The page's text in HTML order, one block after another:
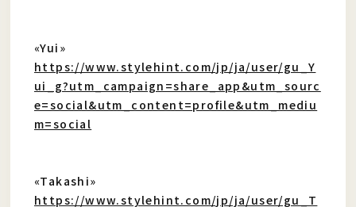
«Yui»
https://www.stylehint.com/jp/ja/user/gu_Y
ui_g?utm_campaign=share_app&utm_sourc
e=social&utm_content=profile&utm_mediu
m=social
«Takashi»
https://www.stylehint.com/jp/ja/user/gu_T